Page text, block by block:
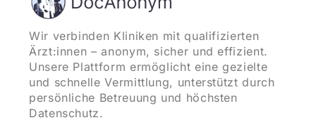
Wir verbinden Kliniken mit qualifizierten
Ärzt:innen – anonym, sicher und effizient.
Unsere Plattform ermöglicht eine gezielte
und schnelle Vermittlung, unterstützt durch
persönliche Betreuung und höchsten
Datenschutz.